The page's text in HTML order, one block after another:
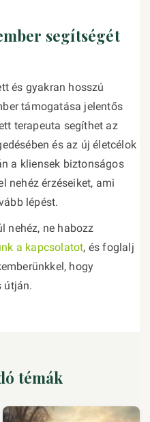
segítségét
és gyakran hosszú
támogatása jelentős
terapeuta segíthet az
és az új életcélok
a kliensek biztonságos
nehéz érzéseiket, ami
lépést.
nehéz, ne habozz
a kapcsolatot, és foglalj
hogy
útján.
témák